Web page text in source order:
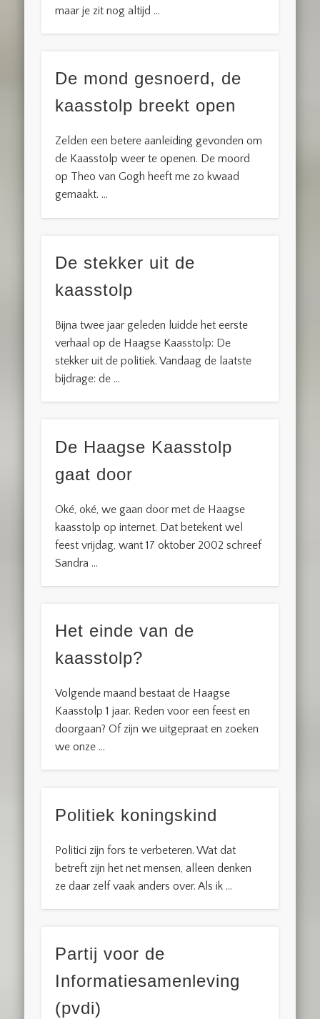
maar je zit nog altijd …
De mond gesnoerd, de
kaasstolp breekt open
Zelden een betere aanleiding gevonden om
de Kaasstolp weer te openen. De moord
op Theo van Gogh heeft me zo kwaad
gemaakt. …
De stekker uit de
kaasstolp
Bijna twee jaar geleden luidde het eerste
verhaal op de Haagse Kaasstolp: De
stekker uit de politiek. Vandaag de laatste
bijdrage: de …
De Haagse Kaasstolp
gaat door
Oké, oké, we gaan door met de Haagse
kaasstolp op internet. Dat betekent wel
feest vrijdag, want 17 oktober 2002 schreef
Sandra …
Het einde van de
kaasstolp?
Volgende maand bestaat de Haagse
Kaasstolp 1 jaar. Reden voor een feest en
doorgaan? Of zijn we uitgepraat en zoeken
we onze …
Politiek koningskind
Politici zijn fors te verbeteren. Wat dat
betreft zijn het net mensen, alleen denken
ze daar zelf vaak anders over. Als ik …
Partij voor de
Informatiesamenleving
(pvdi)